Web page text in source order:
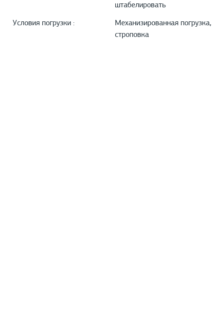
штабелировать
Условия погрузки :
Механизированная погрузка,
строповка